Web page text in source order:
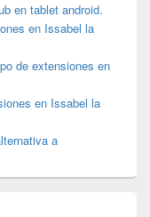
en tablet android.
en Issabel la
de extensiones en
en Issabel la
a